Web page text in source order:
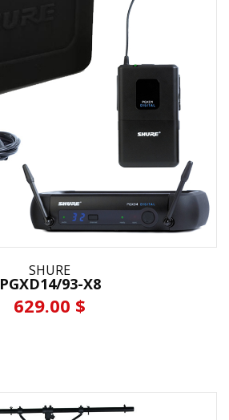
SHURE
PGXD14/93-X8
629.00 $